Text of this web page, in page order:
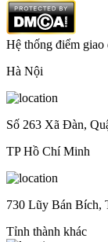
Hệ thống điểm giao
Hà Nội
Số 263 Xã Đàn,
TP Hồ Chí Minh
730 Lũy Bán Bích,
Tỉnh thành khác